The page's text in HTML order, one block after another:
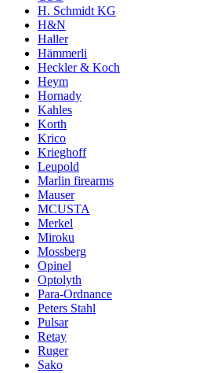
H. Schmidt KG
H&N
Haller
Hämmerli
Heckler & Koch
Heym
Hornady
Kahles
Korth
Krico
Krieghoff
Leupold
Marlin firearms
Mauser
MCUSTA
Merkel
Miroku
Mossberg
Opinel
Optolyth
Para-Ordnance
Peters Stahl
Pulsar
Retay
Ruger
Sako